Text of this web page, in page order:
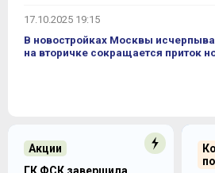
17.10.2025 19:15
В новостройках Москвы
на вторичке сокращается приток
Акции